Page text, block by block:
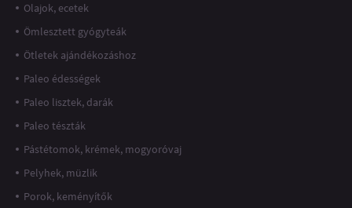
Olajok, ecetek
Ömlesztett gyógyteák
Ötletek ajándékozáshoz
Paleo édességek
Paleo lisztek, darák
Paleo tészták
Pástétomok, krémek, mogyoróvaj
Pelyhek, müzlik
Porok, keményítők